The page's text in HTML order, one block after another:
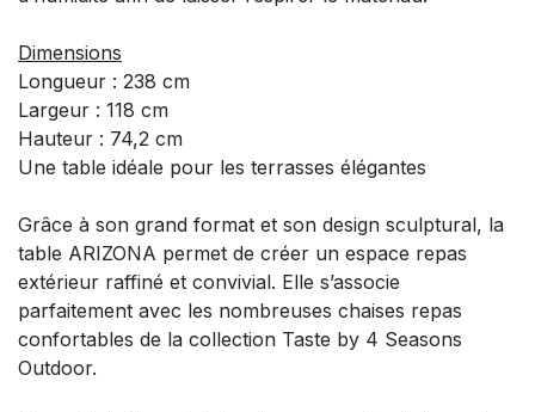
Dimensions
Longueur : 238 cm
Largeur : 118 cm
Hauteur : 74,2 cm
Une table idéale pour les terrasses élégantes
Grâce à son grand format et son design sculptural, la
table ARIZONA permet de créer un espace repas
extérieur raffiné et convivial. Elle s’associe
parfaitement avec les nombreuses chaises repas
confortables de la collection Taste by 4 Seasons
Outdoor.